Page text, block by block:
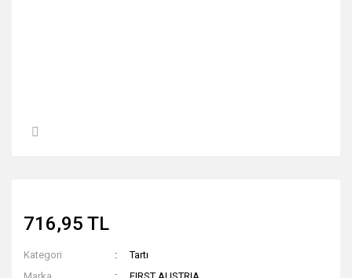
716,95 TL
Kategori
Tartı